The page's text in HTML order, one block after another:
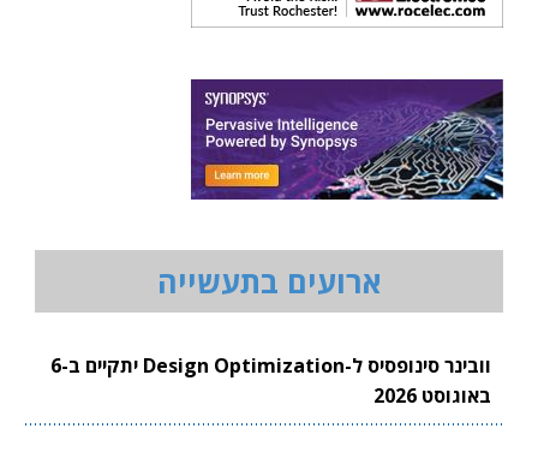
ארועים בתעשייה
וובינר סינופסיס ל-Design Optimization יתקיים ב-6
באוגוסט 2026